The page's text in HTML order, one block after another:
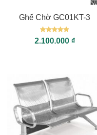
Ghế Chờ GC01KT-3
Được xếp
hạng55
2.100.000 ₫